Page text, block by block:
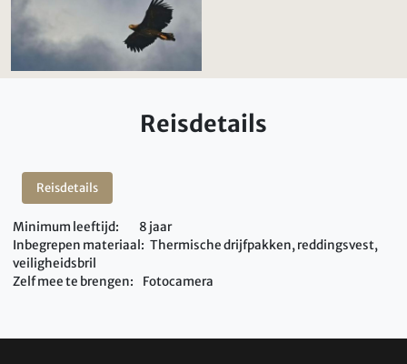
Reisdetails
Reisdetails
Minimum leeftijd: 8 jaar
Inbegrepen materiaal: Thermischedrijfpakken, reddingsvest,
veiligheidsbril
Zelf mee te brengen: Fotocamera